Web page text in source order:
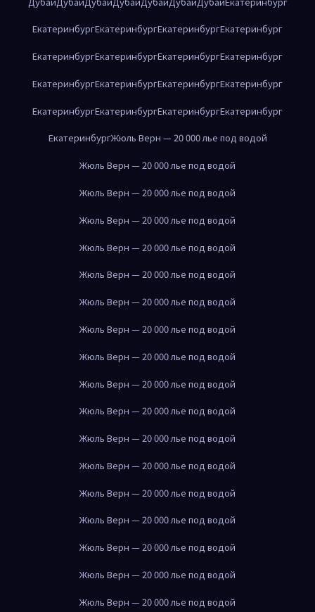
ЕкатеринбургЕкатеринбургЕкатеринбургЕкатеринбург
ЕкатеринбургЕкатеринбургЕкатеринбургЕкатеринбург
ЕкатеринбургЕкатеринбургЕкатеринбургЕкатеринбург
ЕкатеринбургЕкатеринбургЕкатеринбургЕкатеринбург
ЕкатеринбургЖюль Верн — 20 000 лье под водой
Жюль Верн — 20 000 лье под водой
Жюль Верн — 20 000 лье под водой
Жюль Верн — 20 000 лье под водой
Жюль Верн — 20 000 лье под водой
Жюль Верн — 20 000 лье под водой
Жюль Верн — 20 000 лье под водой
Жюль Верн — 20 000 лье под водой
Жюль Верн — 20 000 лье под водой
Жюль Верн — 20 000 лье под водой
Жюль Верн — 20 000 лье под водой
Жюль Верн — 20 000 лье под водой
Жюль Верн — 20 000 лье под водой
Жюль Верн — 20 000 лье под водой
Жюль Верн — 20 000 лье под водой
Жюль Верн — 20 000 лье под водой
Жюль Верн — 20 000 лье под водой
Жюль Верн — 20 000 лье под водой